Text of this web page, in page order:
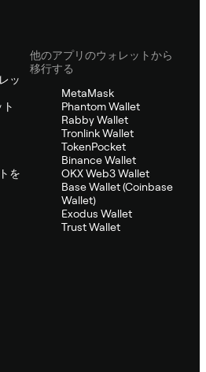
ッ
を
他のアプリのウォレットから
移行する
MetaMask
Phantom Wallet
Rabby Wallet
Tronlink Wallet
TokenPocket
Binance Wallet
OKX Web3 Wallet
Base Wallet (Coinbase
Wallet)
Exodus Wallet
Trust Wallet